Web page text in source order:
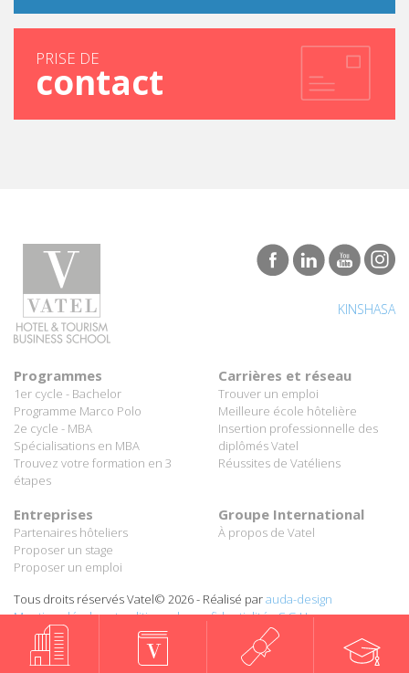
PRISE DE
contact
KINSHASA
Programmes
1er cycle - Bachelor
Programme Marco Polo
2e cycle - MBA
Spécialisations en MBA
Trouvez votre formation en 3
étapes
Carrières et réseau
Trouver un emploi
Meilleure école hôtelière
Insertion professionnelle des
diplômés Vatel
Réussites de Vatéliens
Entreprises
Partenaires hôteliers
Proposer un stage
Proposer un emploi
Groupe International
À propos de Vatel
Tous droits réservés Vatel© 2026 - Réalisé parauda-design
Mentions légales et politique de confidentialité-C.G.U.